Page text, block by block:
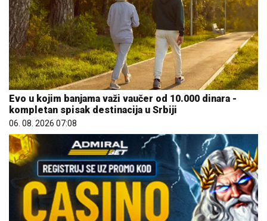
Evo u kojim banjama važi vaučer od 10.000 dinara -
kompletan spisak destinacija u Srbiji
06. 08. 2026 07:08